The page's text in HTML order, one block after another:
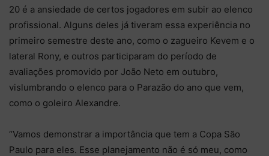
20 é a ansiedade de certos jogadores em subir ao elenco
profissional. Alguns deles já tiveram essa experiência no
primeiro semestre deste ano, como o zagueiro Kevem e o
lateral Rony, e outros participaram do período de
avaliações promovido por João Neto em outubro,
vislumbrando o elenco para o Parazão do ano que vem,
como o goleiro Alexandre.
“Vamos demonstrar a importância que tem a Copa São
Paulo para eles. Esse planejamento não é só meu, como